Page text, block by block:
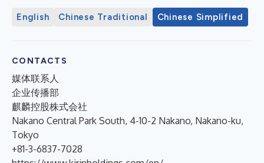
English Chinese Traditional Chinese Simplified
CONTACTS
媒体联系人
企业传播部
麒麟控股株式会社
Nakano Central Park South, 4-10-2 Nakano, Nakano-ku,
Tokyo
+81-3-6837-7028